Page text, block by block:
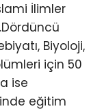
İlimler
Biyoloji,
için 50
ise
eğitim